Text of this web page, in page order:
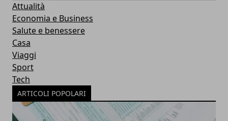
Attualità
Economia e Business
Salute e benessere
Casa
Viaggi
Sport
Tech
ARTICOLI POPOLARI